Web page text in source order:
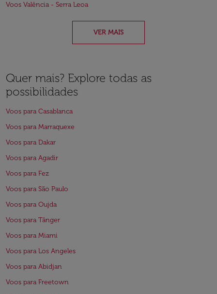
Voos Valência - Serra Leoa
VER MAIS
Quer mais? Explore todas as
possibilidades
Voos para Casablanca
Voos para Marraquexe
Voos para Dakar
Voos para Agadir
Voos para Fez
Voos para São Paulo
Voos para Oujda
Voos para Tânger
Voos para Miami
Voos para Los Angeles
Voos para Abidjan
Voos para Freetown